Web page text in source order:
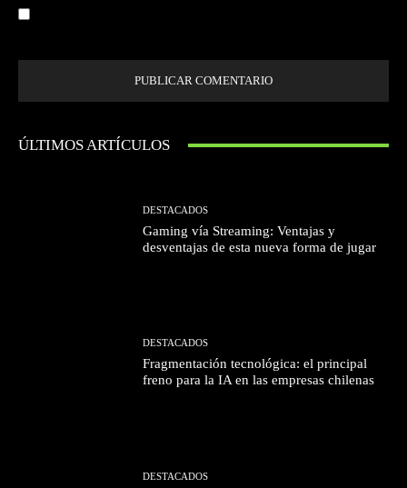
ÚLTIMOS ARTÍCULOS
DESTACADOS
Gaming vía Streaming: Ventajas y
desventajas de esta nueva forma de jugar
DESTACADOS
Fragmentación tecnológica: el principal
freno para la IA en las empresas chilenas
DESTACADOS